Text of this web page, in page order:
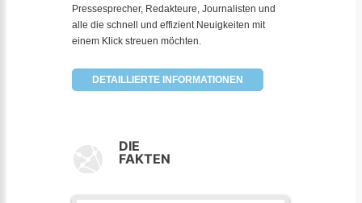
Pressesprecher, Redakteure, Journalisten und
alle die schnell und effizient Neuigkeiten mit
einem Klick streuen möchten.
DETAILLIERTE INFORMATIONEN
DIE
FAKTEN